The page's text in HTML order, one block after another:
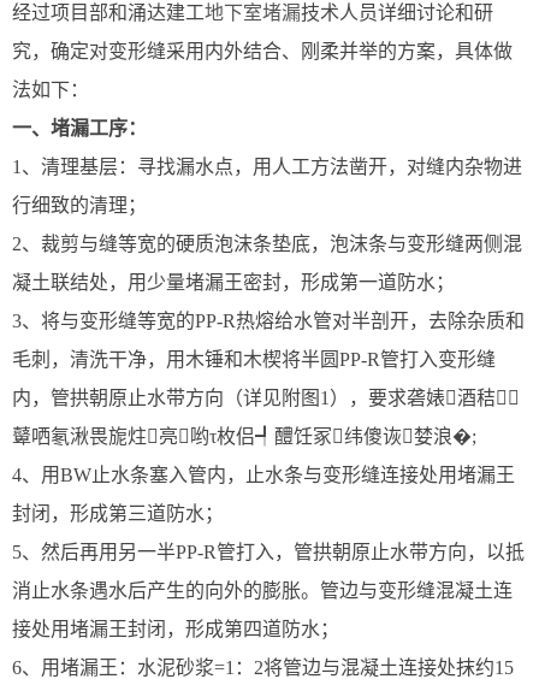
经过项目部和涌达建工地下室堵漏技术人员详细讨论和研
究，确定对变形缝采用内外结合、刚柔并举的方案，具体做
法如下：
一、堵漏工序：
1、清理基层：寻找漏水点，用人工方法凿开，对缝内杂物进
行细致的清理；
2、裁剪与缝等宽的硬质泡沫条垫底，泡沫条与变形缝两侧混
凝土联结处，用少量堵漏王密封，形成第一道防水；
3、将与变形缝等宽的PP-R热熔给水管对半剖开，去除杂质和
毛刺，清洗干净，用木锤和木楔将半圆PP-R管打入变形缝
内，管拱朝原止水带方向（详见附图1），要求砻婊酒秸
鼙哂氡湫畏旎炷亮哟τ枚侣┩醴饪冢纬傻诙婪浪�;
4、用BW止水条塞入管内，止水条与变形缝连接处用堵漏王
封闭，形成第三道防水；
5、然后再用另一半PP-R管打入，管拱朝原止水带方向，以抵
消止水条遇水后产生的向外的膨胀。管边与变形缝混凝土连
接处用堵漏王封闭，形成第四道防水；
6、用堵漏王：水泥砂浆=1：2将管边与混凝土连接处抹约15